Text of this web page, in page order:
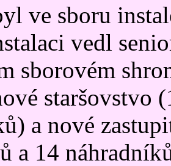
ve sboru
vedl
sborovém
staršovstvo
a nové
a 14